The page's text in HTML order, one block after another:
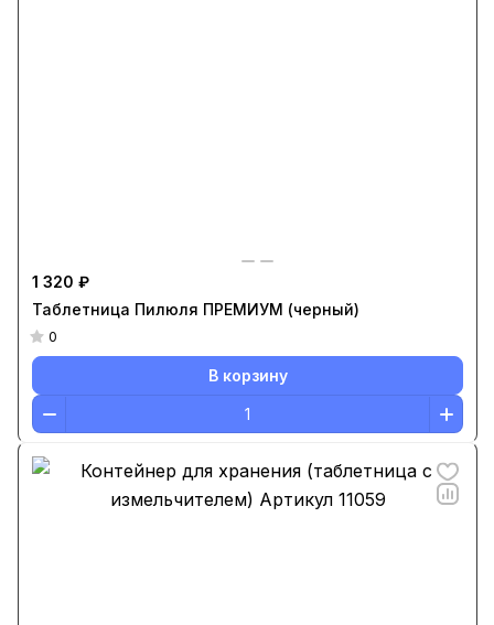
1 320 ₽
Таблетница Пилюля ПРЕМИУМ (черный)
0
В корзину